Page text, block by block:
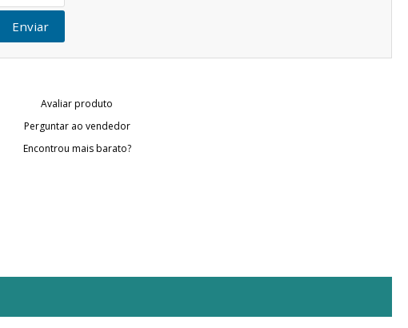
Enviar
Avaliar produto
Perguntar ao vendedor
Encontrou mais barato?